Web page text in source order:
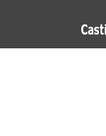
Pasar al contenido